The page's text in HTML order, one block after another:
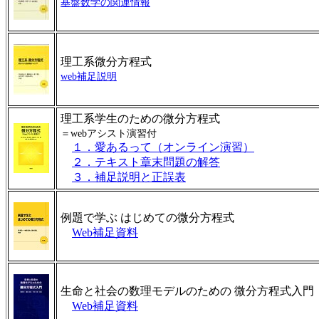
理工系微分方程式
web補足説明
理工系学生のための微分方程式
＝webアシスト演習付
１．愛あるって（オンライン演習）
２．テキスト章末問題の解答
３．補足説明と正誤表
例題で学ぶ はじめての微分方程式
Web補足資料
生命と社会の数理モデルのための 微分方程式入門
Web補足資料